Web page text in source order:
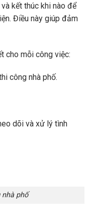
kết thúc khi nào để
Điều này giúp đảm
cho mỗi công việc:
công nhà phố.
dõi và xử lý tình
phố